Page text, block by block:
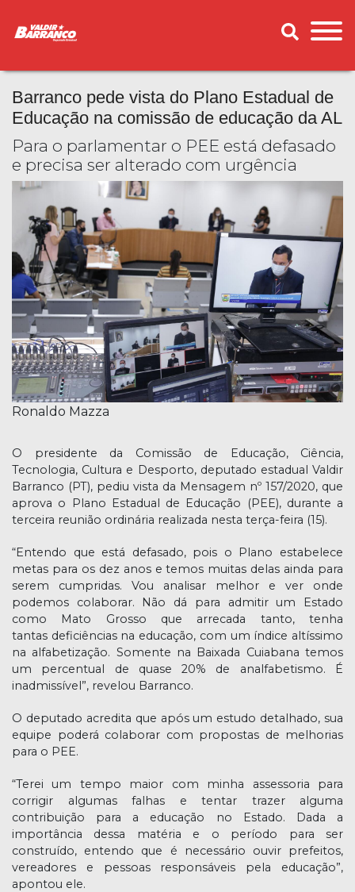
Barranco pede vista do Plano Estadual de
Educação na comissão de educação da AL
Para o parlamentar o PEE está defasado
e precisa ser alterado com urgência
Ronaldo Mazza
O presidente da Comissão de Educação, Ciência,
Tecnologia, Cultura e Desporto, deputado estadual Valdir
Barranco (PT), pediu vista da Mensagem nº 157/2020, que
aprova o Plano Estadual de Educação (PEE), durante a
terceira reunião ordinária realizada nesta terça-feira (15).
“Entendo que está defasado, pois o Plano estabelece
metas para os dez anos e temos muitas delas ainda para
serem cumpridas. Vou analisar melhor e ver onde
podemos colaborar. Não dá para admitir um Estado
como Mato Grosso que arrecada tanto, tenha
tantas deficiências na educação, com um índice altíssimo
na alfabetização. Somente na Baixada Cuiabana temos
um percentual de quase 20% de analfabetismo. É
inadmissível”, revelou Barranco.
O deputado acredita que após um estudo detalhado, sua
equipe poderá colaborar com propostas de melhorias
para o PEE.
“Terei um tempo maior com minha assessoria para
corrigir algumas falhas e tentar trazer alguma
contribuição para a educação no Estado. Dada a
importância dessa matéria e o período para ser
construído, entendo que é necessário ouvir prefeitos,
vereadores e pessoas responsáveis pela educação”,
apontou ele.